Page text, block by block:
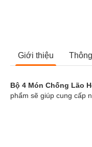
Giới thiệu
Bộ 4 Món Chống Lão
phẩm sẽ giúp cung cấp